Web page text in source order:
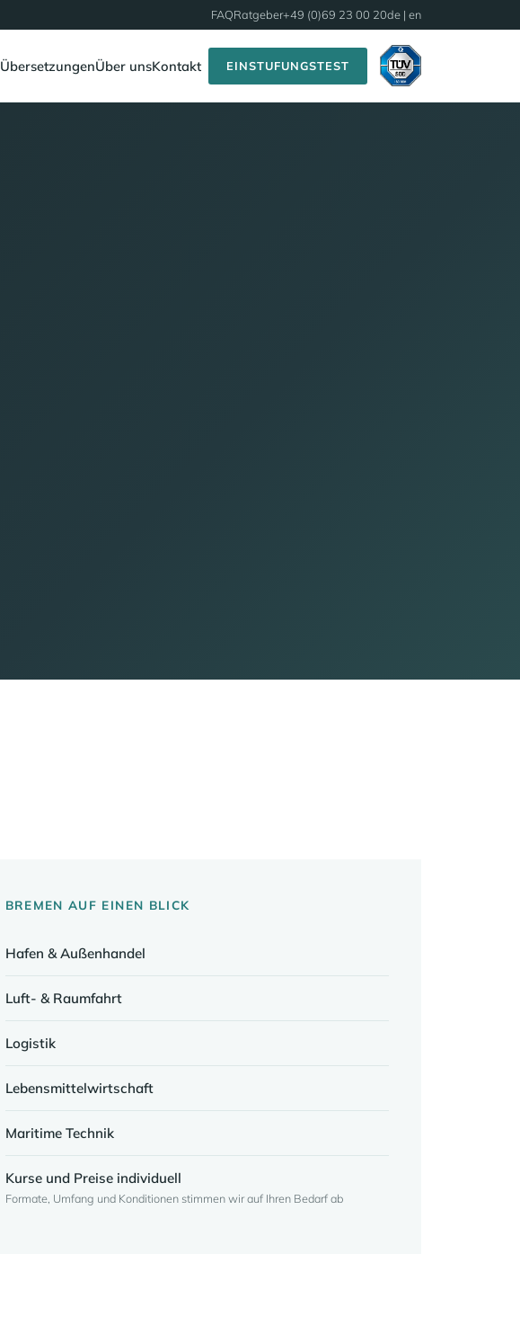
FAQRatgeber+49 (0)69 23 00 20de | en
ÜbersetzungenÜber unsKontakt EINSTUFUNGSTEST
BREMEN AUF EINEN BLICK
Hafen & Außenhandel
Luft- & Raumfahrt
Logistik
Lebensmittelwirtschaft
Maritime Technik
Kurse und Preise individuell
Formate, Umfang und Konditionen stimmen wir auf Ihren Bedarf ab